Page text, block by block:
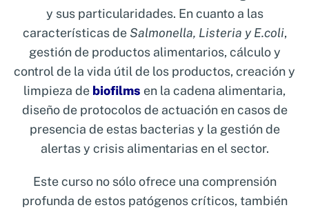
y sus particularidades. En cuanto a las
características de Salmonella, Listeria y E.coli,
gestión de productos alimentarios, cálculo y
control de la vida útil de los productos, creación y
limpieza de biofilms en la cadena alimentaria,
diseño de protocolos de actuación en casos de
presencia de estas bacterias y la gestión de
alertas y crisis alimentarias en el sector.
Este curso no sólo ofrece una comprensión
profunda de estos patógenos críticos, también